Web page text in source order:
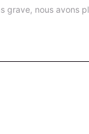
Tarte
grave, nous avons